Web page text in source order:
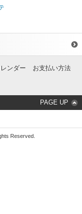
ンダー
お支払い方法
PAGE UP
Reserved.